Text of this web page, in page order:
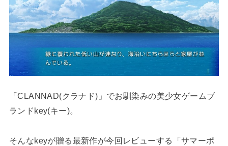
「CLANNAD(クラナド)」でお馴染みの美少女ゲームブ
ランドkey(キー)。
そんなkeyが贈る最新作が今回レビューする「サマーポ